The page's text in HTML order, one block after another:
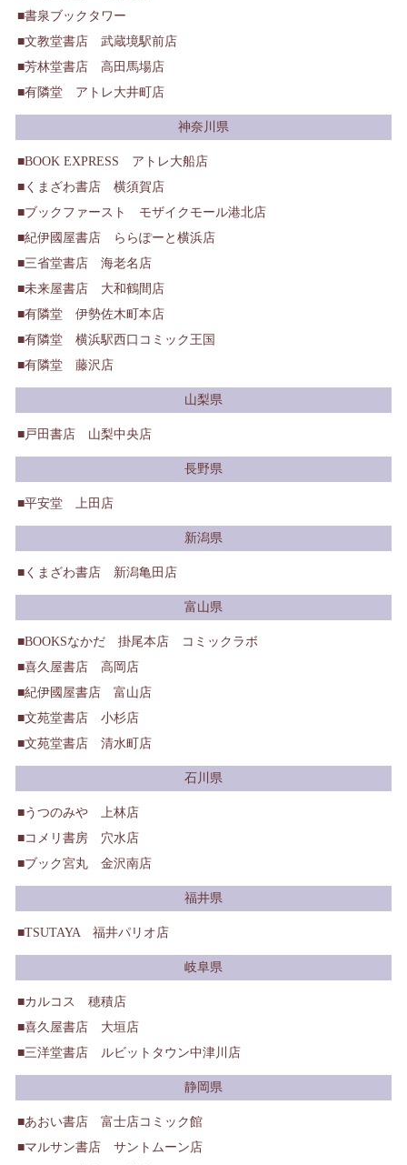
書泉ブックタワー
文教堂書店 武蔵境駅前店
芳林堂書店 高田馬場店
有隣堂 アトレ大井町店
神奈川県
BOOK EXPRESS アトレ大船店
くまざわ書店 横須賀店
ブックファースト モザイクモール港北店
紀伊國屋書店 ららぽーと横浜店
三省堂書店 海老名店
未来屋書店 大和鶴間店
有隣堂 伊勢佐木町本店
有隣堂 横浜駅西口コミック王国
有隣堂 藤沢店
山梨県
戸田書店 山梨中央店
長野県
平安堂 上田店
新潟県
くまざわ書店 新潟亀田店
富山県
BOOKSなかだ 掛尾本店 コミックラボ
喜久屋書店 高岡店
紀伊國屋書店 富山店
文苑堂書店 小杉店
文苑堂書店 清水町店
石川県
うつのみや 上林店
コメリ書房 穴水店
ブック宮丸 金沢南店
福井県
TSUTAYA 福井パリオ店
岐阜県
カルコス 穂積店
喜久屋書店 大垣店
三洋堂書店 ルビットタウン中津川店
静岡県
あおい書店 富士店コミック館
マルサン書店 サントムーン店